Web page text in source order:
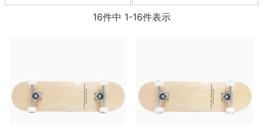
EAR 8.0スケートボ
品SIMPLE BLACK
8.0TENSOR MAG L
ACK 8.0スケートボ
16件中 1-16件表示